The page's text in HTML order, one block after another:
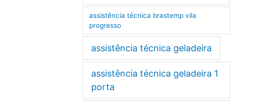
assistência técnica brastemp vila
progresso
assistência técnica geladeira
assistência técnica geladeira 1
porta